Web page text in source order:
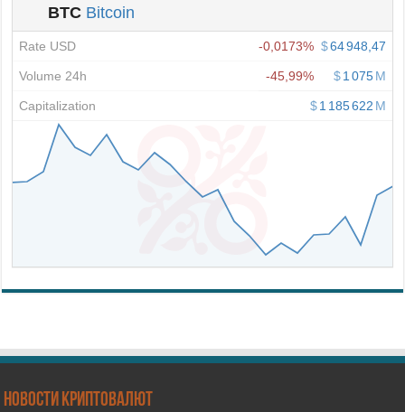
новости криптовалют